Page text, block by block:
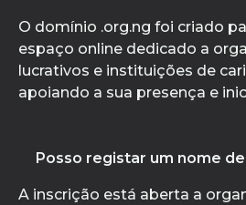
O domínio .org.ng foi criado
espaço online dedicado a
lucrativos e instituições de
apoiando a sua presença e
Posso registar um nome
A inscrição está aberta a